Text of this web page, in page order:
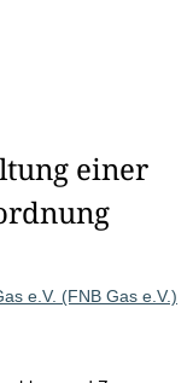
einer
e.V. (FNB Gas e.V.)